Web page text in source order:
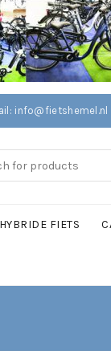
info@fietshemel.nl |
HYBRIDE FIETS